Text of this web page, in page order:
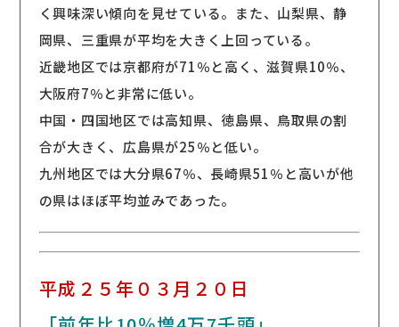
く興味深い傾向を見せている。また、山梨県、静
岡県、三重県が平均を大きく上回っている。
近畿地区では京都府が71％と高く、滋賀県10％、
大阪府7％と非常に低い。
中国・四国地区では高知県、徳島県、鳥取県の割
合が大きく、広島県が25％と低い。
九州地区では大分県67％、長崎県51％と高いが他
の県はほぼ平均並みであった。
平成２５年０３月２０日